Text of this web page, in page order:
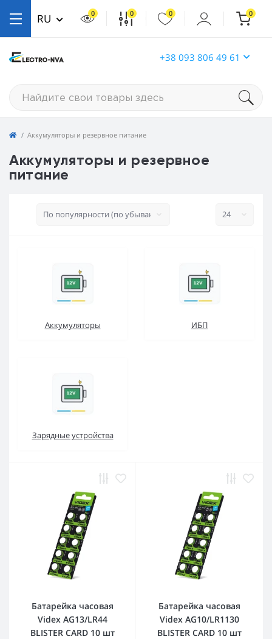
+38 093 806 49 61
RU 0 0 0 0
Аккумуляторы и резервное питание
Аккумуляторы и резервное
питание
Аккумуляторы ИБП
Зарядные устройства
Батарейка часовая
Videx AG13/LR44
BLISTER CARD 10 шт
Батарейка часовая
Videx AG10/LR1130
BLISTER CARD 10 шт